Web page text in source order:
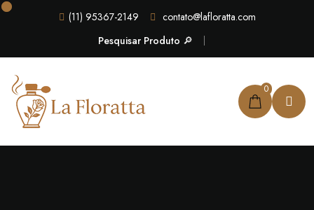
(11) 95367-2149
contato@lafloratta.com
Pesquisar Produto 🔎
0